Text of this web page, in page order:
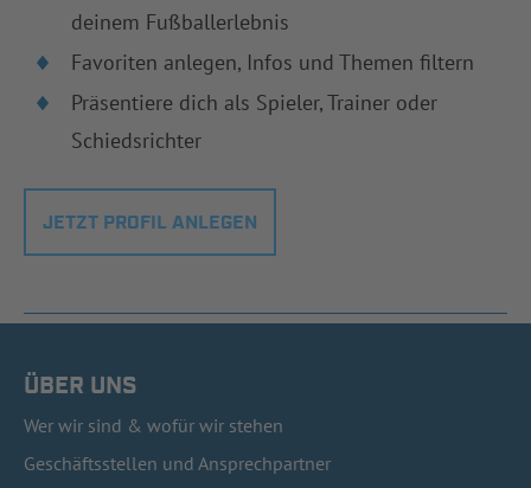
deinem Fußballerlebnis
Favoriten anlegen, Infos und Themen filtern
Präsentiere dich als Spieler, Trainer oder
Schiedsrichter
JETZT PROFIL ANLEGEN
ÜBER UNS
Wer wir sind & wofür wir stehen
Geschäftsstellen und Ansprechpartner